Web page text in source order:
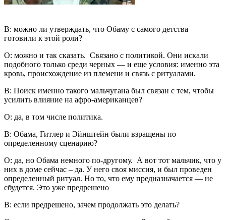
В: можно ли утверждать, что Обаму с самого детства
готовили к этой роли?
О: можно и так сказать. Связано с политикой. Они искали
подобного только среди черных — и еще условия: именно эта
кровь, происхождение из племени и связь с ритуалами.
В: Поиск именно такого мальчугана был связан с тем, чтобы
усилить влияние на афро-американцев?
О: да, в том числе политика.
В: Обама, Гитлер и Эйнштейн были взращены по
определенному сценарию?
О: да, но Обама немного по-другому. А вот тот мальчик, что у
них в доме сейчас – да. У него своя миссия, и был проведен
определенный ритуал. Но то, что ему предназначается — не
сбудется. Это уже предрешено
В: если предрешено, зачем продолжать это делать?